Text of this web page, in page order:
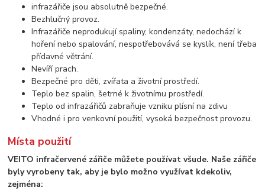
infrazářiče jsou absolutně bezpečné.
Bezhlučný provoz.
Infrazářiče neprodukují spaliny, kondenzáty, nedochází k
hoření nebo spalování, nespotřebovává se kyslík, není třeba
přídavné větrání.
Nevíří prach.
Bezpečné pro děti, zvířata a životní prostředí.
Teplo bez spalin, šetrné k životnímu prostředí.
Teplo od infrazářičů zabraňuje vzniku plísní na zdivu
Vhodné i pro venkovní použití, vysoká bezpečnost provozu.
Místa použití
VEITO infračervené zářiče můžete používat všude. Naše zářiče
byly vyrobeny tak, aby je bylo možno využívat kdekoliv,
zejména: